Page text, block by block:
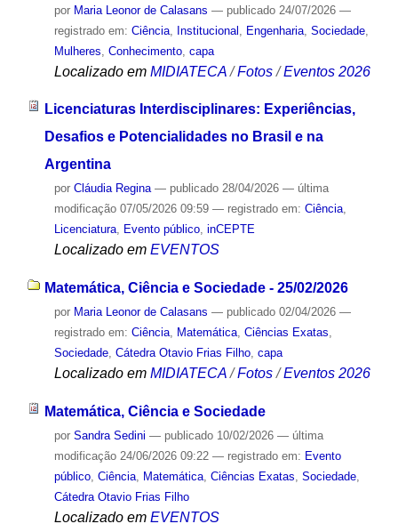
por Maria Leonor de Calasans — publicado24/07/2026 —
registrado em: Ciência, Institucional Engenharia, Sociedade,
Mulheres Conhecimento, capa
Localizado em MIDIATECA /Fotos /Eventos 2026
Licenciaturas Interdisciplinares: Experiências,
Desafios e Potencialidades no Brasil e na
Argentina
por Cláudia Regina — publicado28/04/2026 — última
modificação07/05/2026 09:59 — registrado em: Ciência,
Licenciatura, Evento público, inCEPTE
Localizado em EVENTOS
Matemática, Ciência e Sociedade - 25/02/2026
por Maria Leonor de Calasans — publicado02/04/2026 —
registrado em: Ciência, Matemática, Ciências Exatas,
Sociedade, Cátedra Otavio Frias Filho, capa
Localizado em MIDIATECA /Fotos /Eventos 2026
Matemática, Ciência e Sociedade
por Sandra Sedini — publicado10/02/2026 — última
modificação24/06/2026 09:22 — registrado em: Evento
público, Ciência, Matemática, Ciências Exatas Sociedade,
Cátedra Otavio Frias Filho
Localizado em EVENTOS